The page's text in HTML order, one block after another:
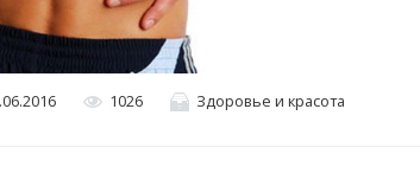
1026 Здоровье и красота